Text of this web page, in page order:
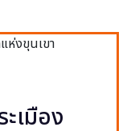
เมือง